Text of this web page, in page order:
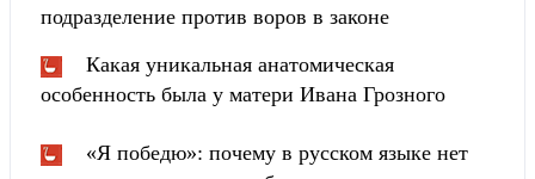
подразделение против воров в законе
Какая уникальная анатомическая
особенность была у матери Ивана Грозного
«Я победю»: почему в русском языке нет